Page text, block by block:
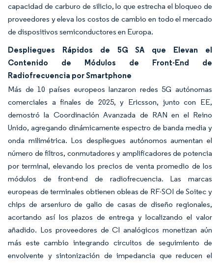
capacidad de carburo de silicio, lo que estrecha el bloqueo de
proveedores y eleva los costos de cambio en todo el mercado
de dispositivos semiconductores en Europa.
Despliegues Rápidos de 5G SA que Elevan el
Contenido de Módulos de Front-End de
Radiofrecuencia por Smartphone
Más de 10 países europeos lanzaron redes 5G autónomas
comerciales a finales de 2025, y Ericsson, junto con EE,
demostró la Coordinación Avanzada de RAN en el Reino
Unido, agregando dinámicamente espectro de banda media y
onda milimétrica. Los despliegues autónomos aumentan el
número de filtros, conmutadores y amplificadores de potencia
por terminal, elevando los precios de venta promedio de los
módulos de front-end de radiofrecuencia. Las marcas
europeas de terminales obtienen obleas de RF-SOI de Soitec y
chips de arseniuro de galio de casas de diseño regionales,
acortando así los plazos de entrega y localizando el valor
añadido. Los proveedores de CI analógicos monetizan aún
más este cambio integrando circuitos de seguimiento de
envolvente y sintonización de impedancia que reducen el